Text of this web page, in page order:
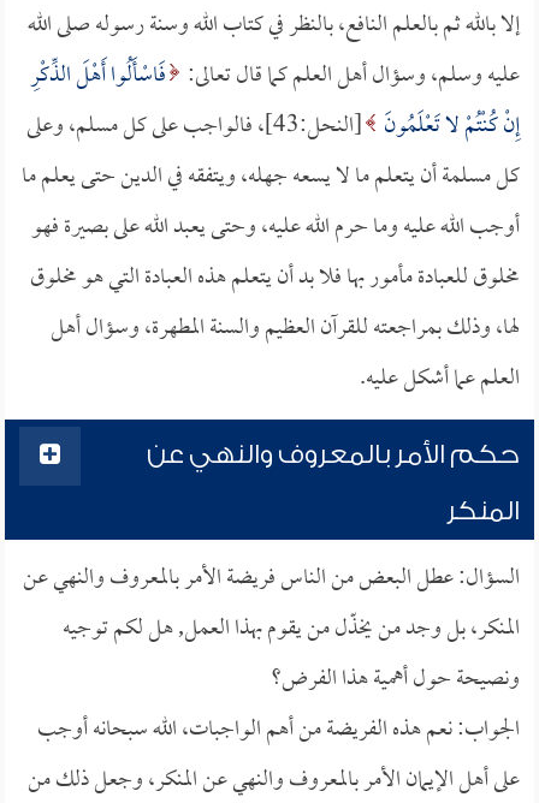
إلا بالله ثم بالعلم النافع، بالنظر في كتاب الله وسنة رسوله صلى الله
عليه وسلم، وسؤال أهل العلم كما قال تعالى: فَاسْأَلُوا أَهْلَ الذِّكْرِ
إِنْ كُنْتُمْ لا تَعْلَمُونَ
[النحل:43]، فالواجب على كل مسلم، وعلى
كل مسلمة أن يتعلم ما لا يسعه جهله، ويتفقه في الدين حتى يعلم ما
أوجب الله عليه وما حرم الله عليه، وحتى يعبد الله على بصيرة فهو
مخلوق للعبادة مأمور بها فلا بد أن يتعلم هذه العبادة التي هو مخلوق
لها، وذلك بمراجعته للقرآن العظيم والسنة المطهرة، وسؤال أهل
العلم عما أشكل عليه.
حكم الأمر بالمعروف والنهي عن
المنكر
السؤال: عطل البعض من الناس فريضة الأمر بالمعروف والنهي عن
المنكر، بل وجد من يخذّل من يقوم بهذا العمل, هل لكم توجيه
ونصيحة حول أهمية هذا الفرض؟
الجواب: نعم هذه الفريضة من أهم الواجبات، الله سبحانه أوجب
على أهل الإيمان الأمر بالمعروف والنهي عن المنكر، وجعل ذلك من